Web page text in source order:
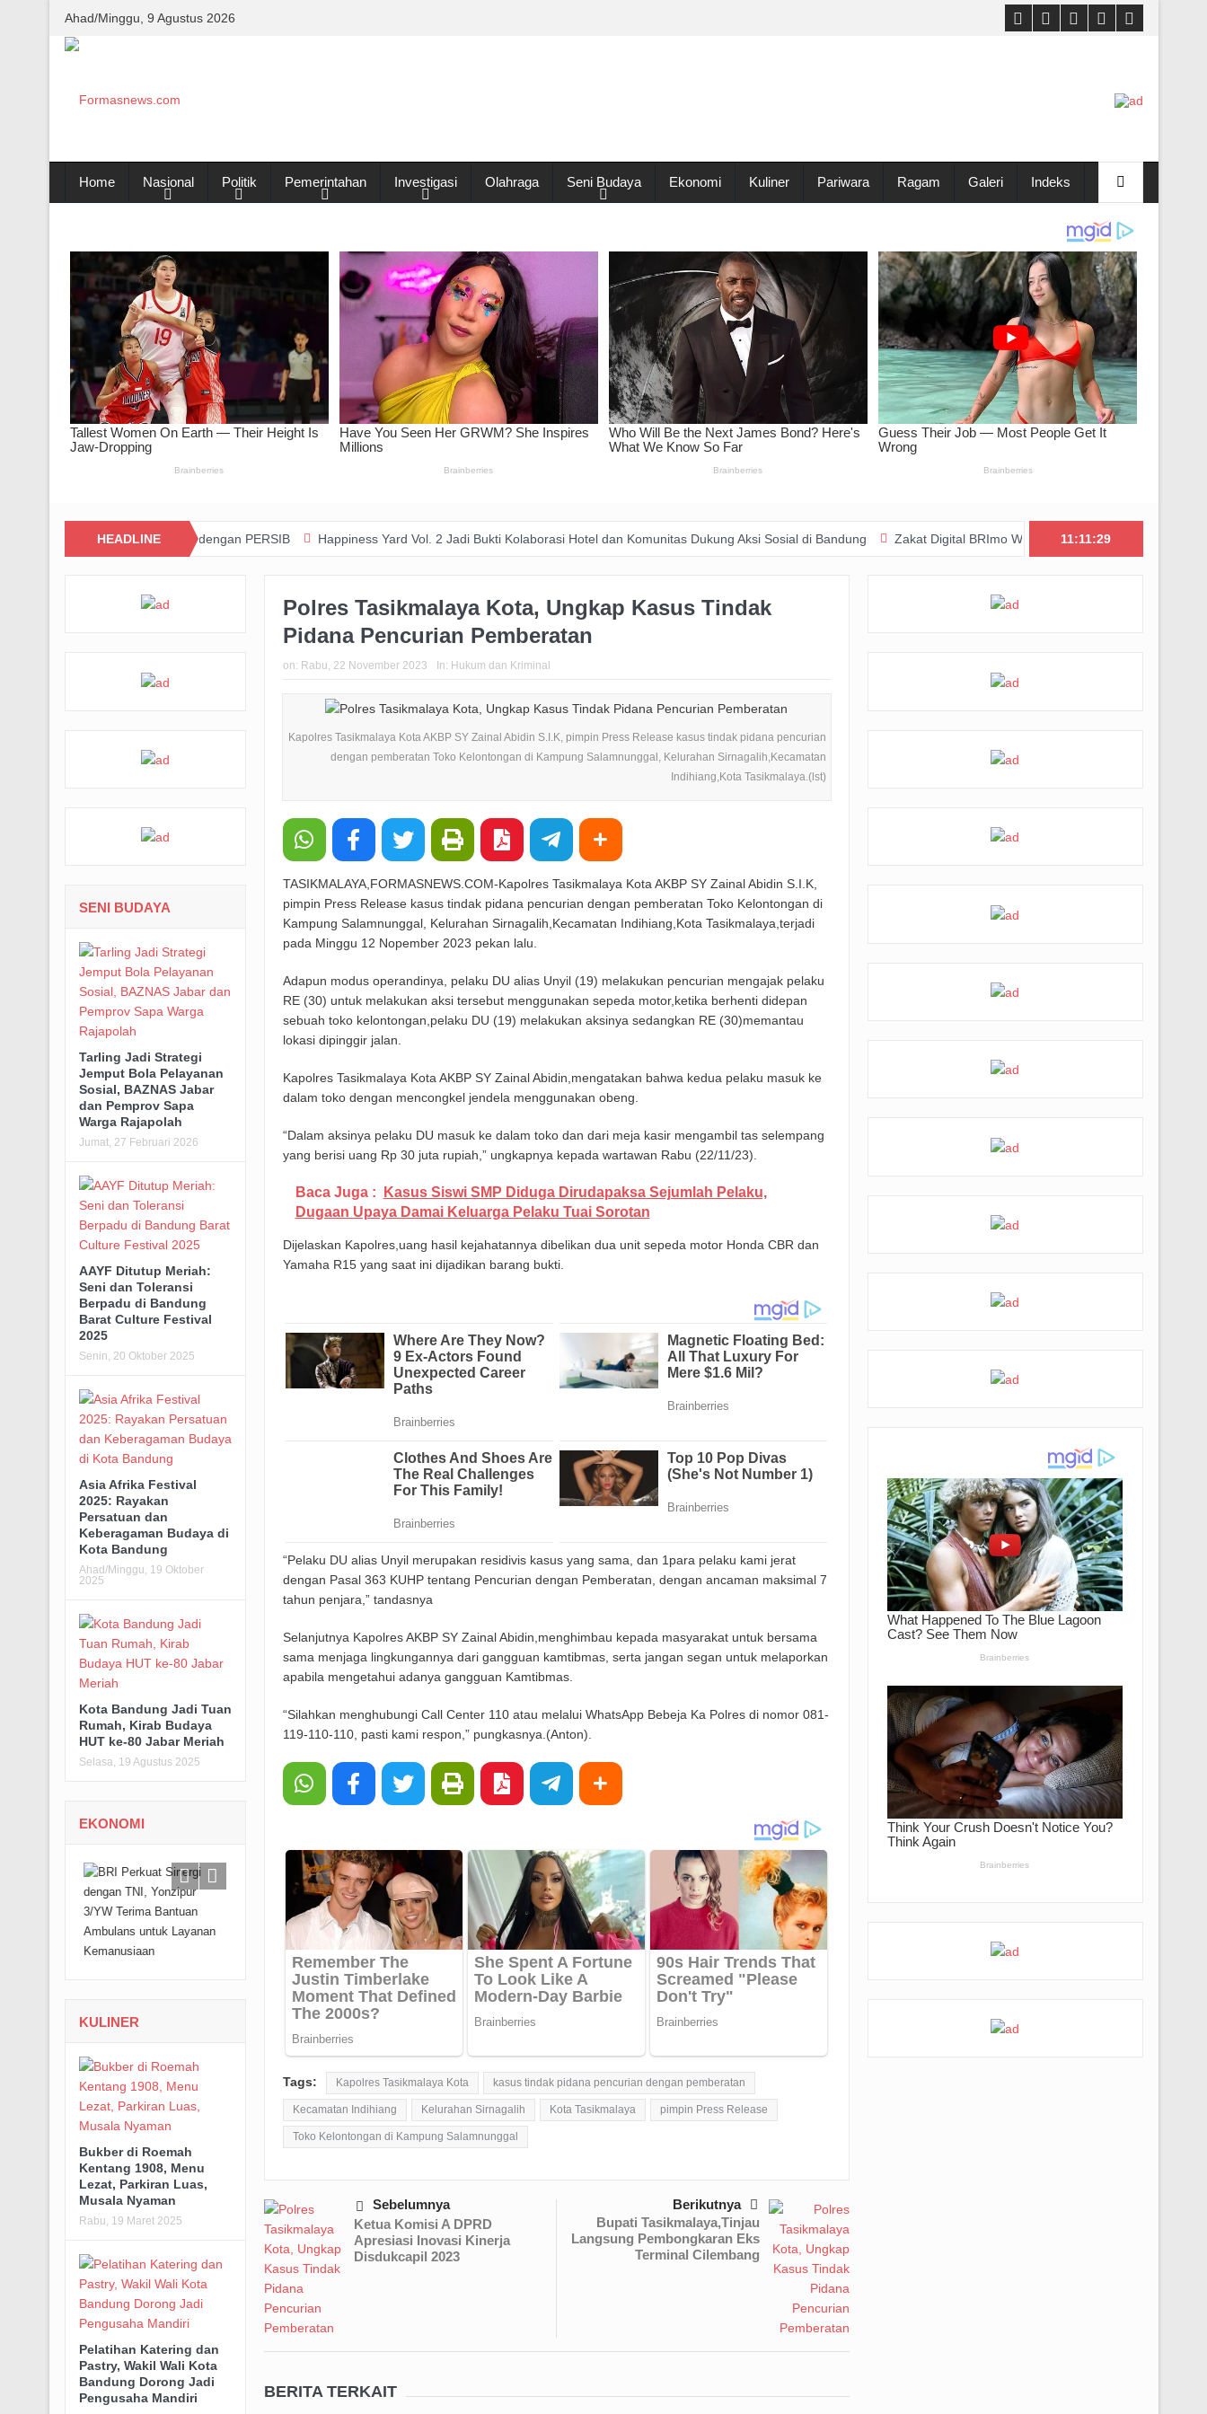
Ahad/Minggu, 9 Agustus 2026
Home Nasional Politik Pemerintahan Investigasi Olahraga Seni Budaya Ekonomi Kuliner Pariwara Ragam Galeri Indeks
HEADLINE
dan Kolaborasi dengan PERSIB Happiness Yard Vol. 2 Jadi Bukti Kolaborasi Hotel dan Komunitas Dukung Aksi Sosial di Bandung Zakat Digital BRImo Wujudkan Kepedulian, BAZNAS Jabar
11:11:30
Polres Tasikmalaya Kota, Ungkap Kasus Tindak
Pidana Pencurian Pemberatan
on: Rabu, 22 November 2023 In: Hukum dan Kriminal
Kapolres Tasikmalaya Kota AKBP SY Zainal Abidin S.I.K, pimpin Press Release kasus tindak pidana pencurian
dengan pemberatan Toko Kelontongan di Kampung Salamnunggal, Kelurahan Sirnagalih,Kecamatan
Indihiang,Kota Tasikmalaya.(lst)
TASIKMALAYA,FORMASNEWS.COM-Kapolres Tasikmalaya Kota AKBP SY Zainal Abidin S.I.K,
pimpin Press Release kasus tindak pidana pencurian dengan pemberatan Toko Kelontongan di
Kampung Salamnunggal, Kelurahan Sirnagalih,Kecamatan Indihiang,Kota Tasikmalaya,terjadi
pada Minggu 12 Nopember 2023 pekan lalu.
Adapun modus operandinya, pelaku DU alias Unyil (19) melakukan pencurian mengajak pelaku
RE (30) untuk melakukan aksi tersebut menggunakan sepeda motor,ketika berhenti didepan
sebuah toko kelontongan,pelaku DU (19) melakukan aksinya sedangkan RE (30)memantau
lokasi dipinggir jalan.
Kapolres Tasikmalaya Kota AKBP SY Zainal Abidin,mengatakan bahwa kedua pelaku masuk ke
dalam toko dengan mencongkel jendela menggunakan obeng.
“Dalam aksinya pelaku DU masuk ke dalam toko dan dari meja kasir mengambil tas selempang
yang berisi uang Rp 30 juta rupiah,” ungkapnya kepada wartawan Rabu (22/11/23).
Baca Juga :
Kasus Siswi SMP Diduga Dirudapaksa Sejumlah Pelaku,
Dugaan Upaya Damai Keluarga Pelaku Tuai Sorotan
Dijelaskan Kapolres,uang hasil kejahatannya dibelikan dua unit sepeda motor Honda CBR dan
Yamaha R15 yang saat ini dijadikan barang bukti.
“Pelaku DU alias Unyil merupakan residivis kasus yang sama, dan 1para pelaku kami jerat
dengan Pasal 363 KUHP tentang Pencurian dengan Pemberatan, dengan ancaman maksimal 7
tahun penjara,” tandasnya
Selanjutnya Kapolres AKBP SY Zainal Abidin,menghimbau kepada masyarakat untuk bersama
sama menjaga lingkungannya dari gangguan kamtibmas, serta jangan segan untuk melaporkan
apabila mengetahui adanya gangguan Kamtibmas.
“Silahkan menghubungi Call Center 110 atau melalui WhatsApp Bebeja Ka Polres di nomor 081-
119-110-110, pasti kami respon,” pungkasnya.(Anton).
Tags: Kapolres Tasikmalaya Kota kasus tindak pidana pencurian dengan pemberatan
Kecamatan Indihiang Kelurahan Sirnagalih Kota Tasikmalaya pimpin Press Release
Toko Kelontongan di Kampung Salamnunggal
Sebelumnya
Ketua Komisi A DPRD
Apresiasi Inovasi Kinerja
Disdukcapil 2023
Berikutnya
Bupati Tasikmalaya,Tinjau
Langsung Pembongkaran Eks
Terminal Cilembang
BERITA TERKAIT
SENI BUDAYA
Tarling Jadi Strategi
Jemput Bola Pelayanan
Sosial, BAZNAS Jabar
dan Pemprov Sapa
Warga Rajapolah
Jumat, 27 Februari 2026
AAYF Ditutup Meriah:
Seni dan Toleransi
Berpadu di Bandung
Barat Culture Festival
2025
Senin, 20 Oktober 2025
Asia Afrika Festival
2025: Rayakan
Persatuan dan
Keberagaman Budaya di
Kota Bandung
Ahad/Minggu, 19 Oktober
2025
Kota Bandung Jadi Tuan
Rumah, Kirab Budaya
HUT ke-80 Jabar Meriah
Selasa, 19 Agustus 2025
EKONOMI
KULINER
Bukber di Roemah
Kentang 1908, Menu
Lezat, Parkiran Luas,
Musala Nyaman
Rabu, 19 Maret 2025
Pelatihan Katering dan
Pastry, Wakil Wali Kota
Bandung Dorong Jadi
Pengusaha Mandiri